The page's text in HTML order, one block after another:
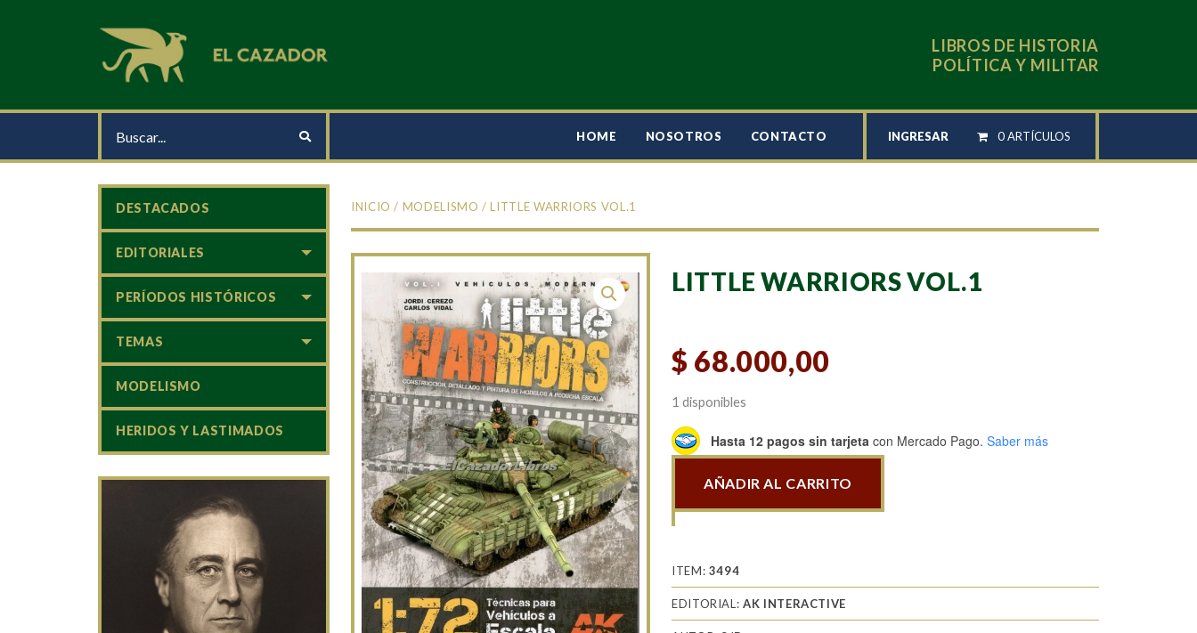
LIBROS DE HISTORIA
POLÍTICA Y MILITAR
HOME NOSOTROS CONTACTO INGRESAR 0 ARTÍCULOS
INICIO / MODELISMO / LITTLE WARRIORS VOL.1
LITTLE WARRIORS VOL.1
$ 68.000,00
1 disponibles
Hasta 12 pagos sin tarjeta con Mercado Pago. Saber más
Warriors
cantidad
AÑADIR AL CARRITO
ITEM: 3494
EDITORIAL:AK INTERACTIVE
DESTACADOS
EDITORIALES
PERÍODOS HISTÓRICOS
TEMAS
MODELISMO
HERIDOS Y LASTIMADOS